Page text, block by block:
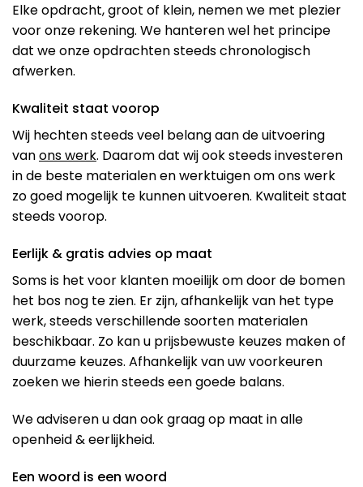
Elke opdracht, groot of klein, nemen we met plezier
voor onze rekening. We hanteren wel het principe
dat we onze opdrachten steeds chronologisch
afwerken.
Kwaliteit staat voorop
Wij hechten steeds veel belang aan de uitvoering
vanons werk. Daarom dat wij ook steeds investeren
in de beste materialen en werktuigen om ons werk
zo goed mogelijk te kunnen uitvoeren. Kwaliteit staat
steeds voorop.
Eerlijk & gratis advies op maat
Soms is het voor klanten moeilijk om door de bomen
het bos nog te zien. Er zijn, afhankelijk van het type
werk, steeds verschillende soorten materialen
beschikbaar. Zo kan u prijsbewuste keuzes maken of
duurzame keuzes. Afhankelijk van uw voorkeuren
zoeken we hierin steeds een goede balans.
We adviseren u dan ook graag op maat in alle
openheid & eerlijkheid.
Een woord is een woord